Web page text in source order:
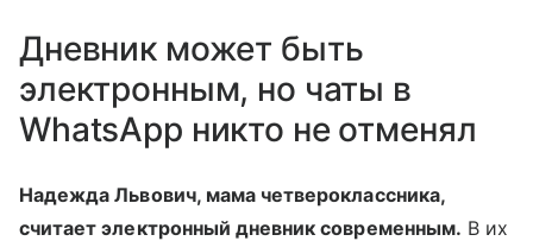
Дневник может быть
электронным, но чаты в
WhatsApp никто не отменял
Надежда Львович, мама четвероклассника,
считает электронный дневник современным. В их